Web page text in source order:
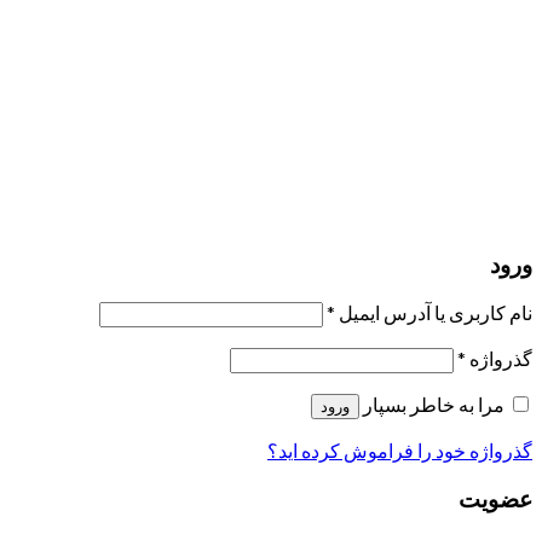
ورود
نام کاربری یا آدرس ایمیل *
گذرواژه *
مرا به خاطر بسپار
ورود
گذرواژه خود را فراموش کرده اید؟
عضویت